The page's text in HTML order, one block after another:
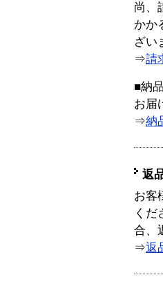
尚、
かか
ざい
⇒請
■納
お届
⇒納
返
お客
くだ
合、
⇒返